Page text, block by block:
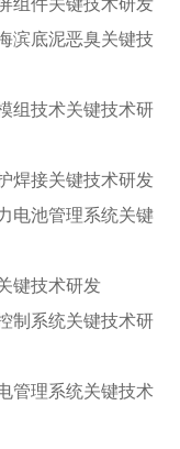
组件关键技术研发
滨底泥恶臭关键技
组技术关键技术研
焊接关键技术研发
电池管理系统关键
键技术研发
制系统关键技术研
管理系统关键技术